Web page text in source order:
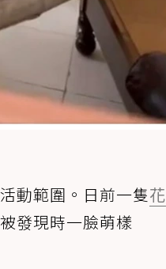
動範圍。日前一隻花
發現時一臉萌樣